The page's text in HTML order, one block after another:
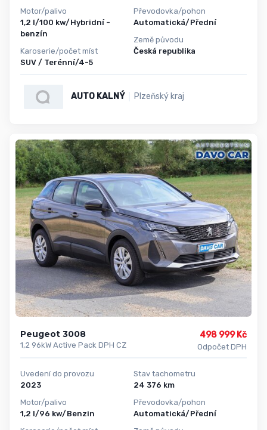
Motor/palivo
1,2 l/100 kw/Hybridní -
benzín
Karoserie/počet míst
SUV / Terénní/4-5
Převodovka/pohon
Automatická/Přední
Země původu
Česká republika
AUTO KALNÝ Plzeňský kraj
Peugeot 3008
1,2 96kW Active Pack DPH CZ
498 999 Kč
Odpočet DPH
Uvedení do provozu
2023
Motor/palivo
1,2 l/96 kw/Benzin
Stav tachometru
24 376 km
Převodovka/pohon
Automatická/Přední